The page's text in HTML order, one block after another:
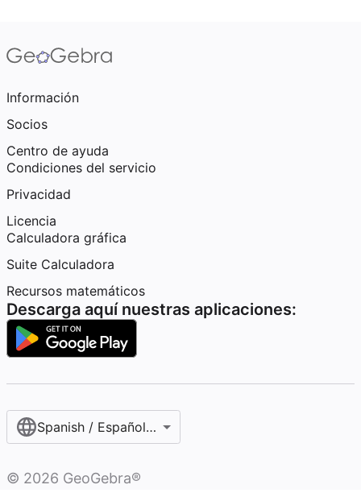
Información
Socios
Centro de ayuda
Condiciones del servicio
Privacidad
Licencia
Calculadora gráfica
Suite Calculadora
Recursos matemáticos
Descarga aquí nuestras aplicaciones:
Spanish / Español (internacional)
© 2026 GeoGebra®